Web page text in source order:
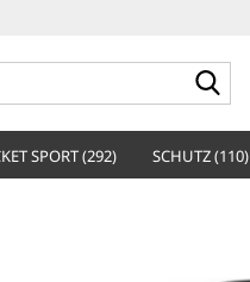
SPORT (292) SCHUTZ (110)